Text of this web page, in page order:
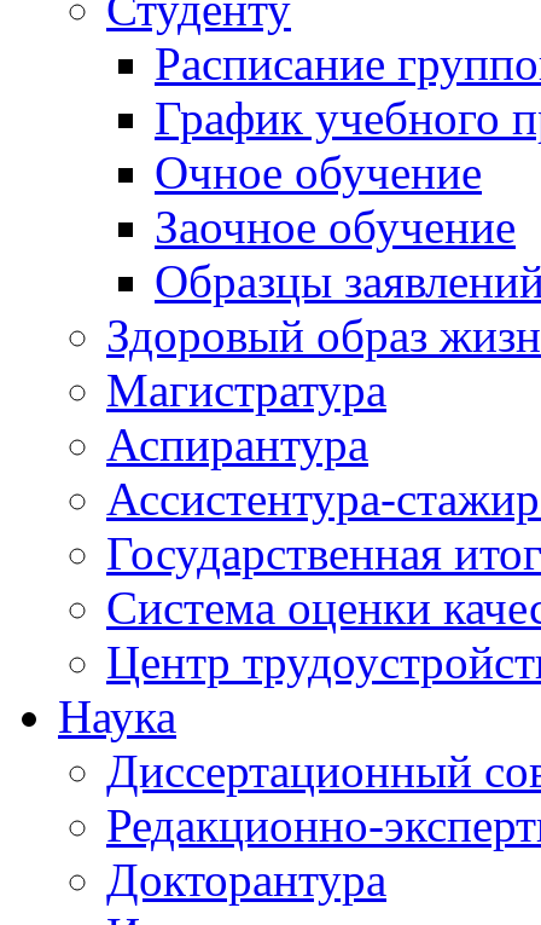
Расписание
График учебного
Очное обучение
Заочное обучение
Образцы
Здоровый образ
Магистратура
Аспирантура
Ассистентура-
Государственная
Система оценки
Центр
Наука
Диссертационный
Редакционно-
Докторантура